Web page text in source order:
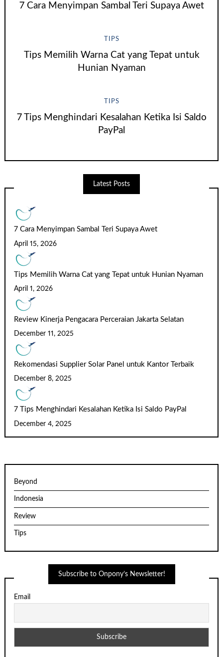
7 Cara Menyimpan Sambal Teri Supaya Awet
TIPS
Tips Memilih Warna Cat yang Tepat untuk
Hunian Nyaman
TIPS
7 Tips Menghindari Kesalahan Ketika Isi Saldo
PayPal
Latest Posts
7 Cara Menyimpan Sambal Teri Supaya Awet
April 15, 2026
Tips Memilih Warna Cat yang Tepat untuk Hunian Nyaman
April 1, 2026
Review Kinerja Pengacara Perceraian Jakarta Selatan
December 11, 2025
Rekomendasi Supplier Solar Panel untuk Kantor Terbaik
December 8, 2025
7 Tips Menghindari Kesalahan Ketika Isi Saldo PayPal
December 4, 2025
Beyond
Indonesia
Review
Tips
Subscribe to Onpony’s Newsletter!
Email